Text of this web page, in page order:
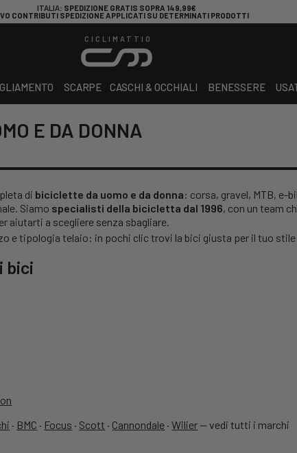
ITALIA: SPEDIZIONE GRATIS SOPRA 149,99€
CONTRIBUTI SPEDIZIONE APPLICATI SU DETERMINATI PRODOTTI
CICLIMATTIO
SCARPE CASCHI & OCCHIALI BENESSERE
E DA DONNA
di biciclette da uomo e da donna: corsa, gravel, MTB, e-
Siamo specialisti della bicicletta dal 1996, con un team
aiutarti a scegliere senza sbagliare.
e tipologia telaio: in pochi clic trovi la bici giusta per il tuo stile
bici
· BMC · Focus · Scott · Cannondale ·Wilier—vedi tutti i marchi